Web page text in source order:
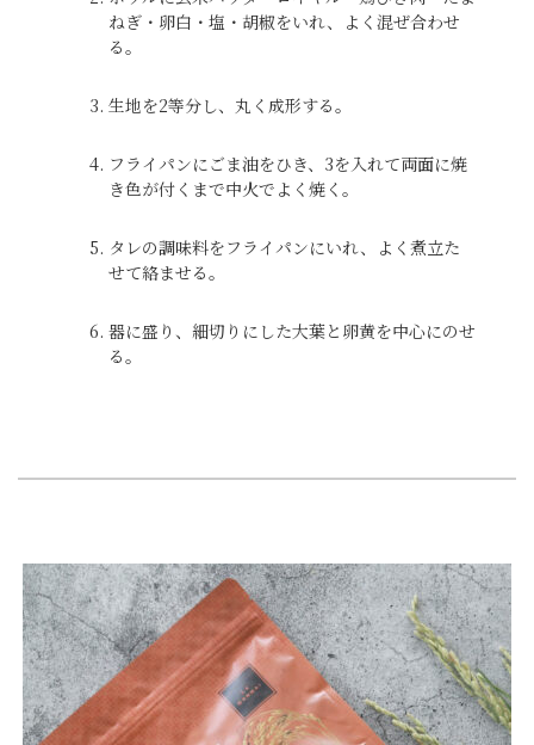
ねぎ・卵白・塩・胡椒をいれ、よく混ぜ合わせ
る。
生地を2等分し、丸く成形する。
フライパンにごま油をひき、3を入れて両面に焼
き色が付くまで中火でよく焼く。
タレの調味料をフライパンにいれ、よく煮立た
せて絡ませる。
器に盛り、細切りにした大葉と卵黄を中心にのせ
る。